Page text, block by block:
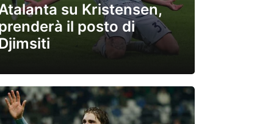
su Kristensen,
il posto di